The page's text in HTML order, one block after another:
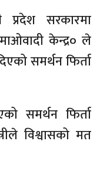
सरकारमा
केन्द्र० ले
समर्थन फिर्ता
समर्थन फिर्ता
विश्वासको मत